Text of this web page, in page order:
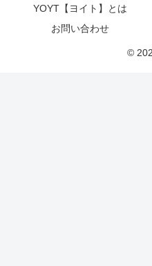
YOYT【ヨイト】とは
お問い合わせ
©